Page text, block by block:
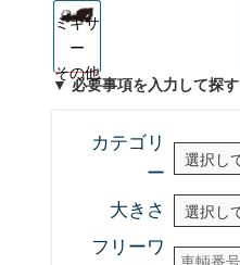
ミキサ
ー
その他
▼ 必要事項を入力して探す
カテゴリ
ー
大きさ
フリーワ